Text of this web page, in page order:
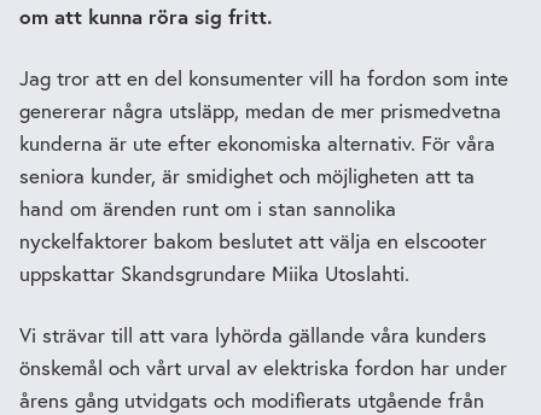
om att kunna röra sig fritt.
Jag tror att en del konsumenter vill ha fordon som inte
genererar några utsläpp, medan de mer prismedvetna
kunderna är ute efter ekonomiska alternativ. För våra
seniora kunder, är smidighet och möjligheten att ta
hand om ärenden runt om i stan sannolika
nyckelfaktorer bakom beslutet att välja en elscooter
uppskattar Skandsgrundare Miika Utoslahti.
Vi strävar till att vara lyhörda gällande våra kunders
önskemål och vårt urval av elektriska fordon har under
årens gång utvidgats och modifierats utgående från